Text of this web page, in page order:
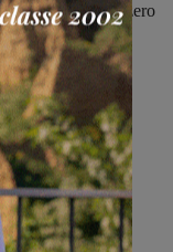
ai biancoverdi (zero
a tavolino con la
amiche viene
quello che è